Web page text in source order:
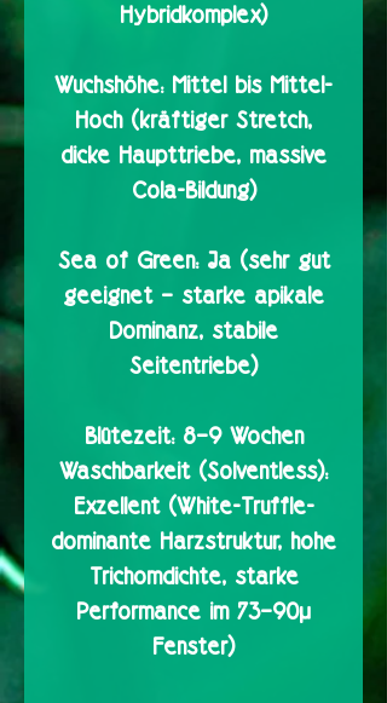
Hybridkomplex)
Wuchshöhe: Mittel bis Mittel-
Hoch (kräftiger Stretch,
dicke Haupttriebe, massive
Cola-Bildung)
Sea of Green:Ja (sehr gut
geeignet – starke apikale
Dominanz, stabile
Seitentriebe)
Blütezeit:8–9 Wochen
Waschbarkeit (Solventless):
Exzellent (White-Truffle-
dominante Harzstruktur, hohe
Trichomdichte, starke
Performance im 73–90µ
Fenster)